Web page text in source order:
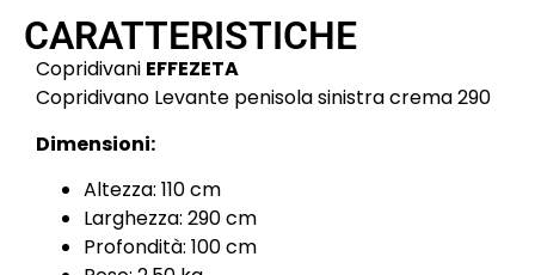
CARATTERISTICHE
Copridivani EFFEZETA
Copridivano Levante penisola sinistra crema 290
Dimensioni:
Altezza: 110 cm
Larghezza: 290 cm
Profondità: 100 cm